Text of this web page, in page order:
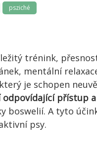
psziché
trénink,
mentální
je schopen
odpovídající přístup
boswelií. A tyto
psy.